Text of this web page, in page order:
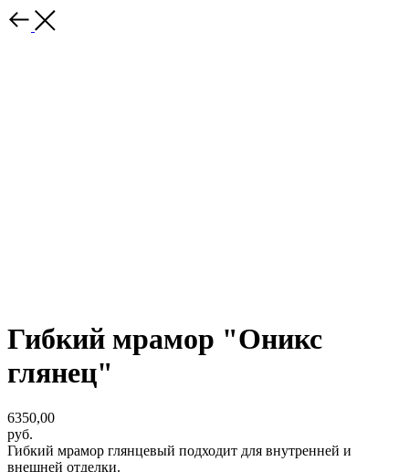
Гибкий мрамор "Оникс
глянец"
6350,00
руб.
Гибкий мрамор глянцевый подходит для внутренней и
внешней отделки.